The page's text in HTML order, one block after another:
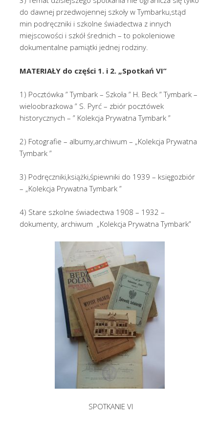
do dawnej przedwojennej szkoły w Tymbarku,stąd
min podręczniki i szkolne świadectwa z innych
miejscowości i szkół średnich – to pokoleniowe
dokumentalne pamiątki jednej rodziny.
MATERIAŁY do części 1. i 2. „Spotkań VI”
1) Pocztówka ” Tymbark – Szkoła ” H. Beck ” Tymbark –
wieloobrazkowa ” S. Pyrć – zbiór pocztówek
historycznych – ” Kolekcja Prywatna Tymbark ”
2) Fotografie – albumy,archiwum – „Kolekcja Prywatna
Tymbark ”
3) Podręczniki,książki,śpiewniki do 1939 – księgozbiór
– „Kolekcja Prywatna Tymbark ”
4) Stare szkolne świadectwa 1908 – 1932 –
dokumenty, archiwum „Kolekcja Prywatna Tymbark”
SPOTKANIE VI